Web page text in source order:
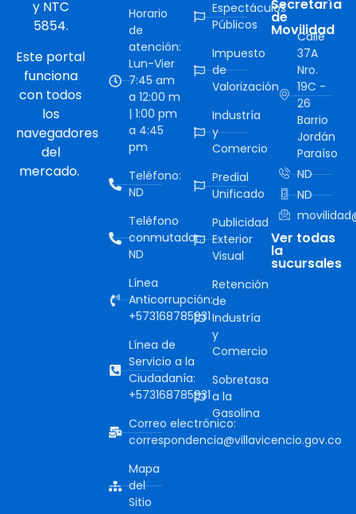
y NTC
5854.
Este portal
funciona
con todos
los
navegadores
del
mercado.
Horario
de
atención:
Lun-Vier
7:45 am
a 12:00 m
| 1:00 pm
a 4:45
pm
Teléfono:
ND
Teléfono
conmutador:
ND
Línea
Anticorrupción:
+573168785931
Línea de
Servicio a la
Ciudadanía:
+573168785931
Correo electrónico:
correspondencia@villavicencio.gov.co
Mapa
del
Sitio
Espectáculos
Públicos
Impuesto
de
Valorización
Industría
y
Comercio
Predial
Unificado
Publicidad
Exterior
Visual
Retención
de
Industría
y
Comercio
Sobretasa
a la
Gasolina
Secretaría
de
Movilidad
Calle
37A
Nro.
19C -
26
Barrio
Jordán
Paraíso
ND
ND
Ver todas
la
sucursales